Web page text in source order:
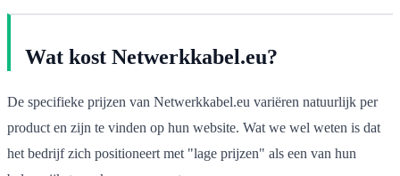
Wat kost Netwerkkabel.eu?
De specifieke prijzen van Netwerkkabel.eu variëren natuurlijk per
product en zijn te vinden op hun website. Wat we wel weten is dat
het bedrijf zich positioneert met "lage prijzen" als een van hun